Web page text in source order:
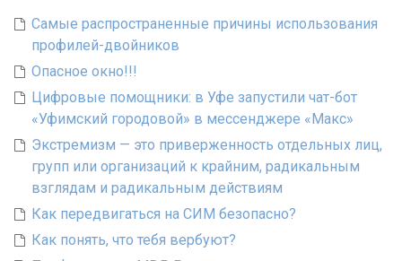
Самые распространенные причины использования
профилей-двойников
Опасное окно!!!
Цифровые помощники: в Уфе запустили чат-бот
«Уфимский городовой» в мессенджере «Макс»
Экстремизм — это приверженность отдельных лиц,
групп или организаций к крайним, радикальным
взглядам и радикальным действиям
Как передвигаться на СИМ безопасно?
Как понять, что тебя вербуют?